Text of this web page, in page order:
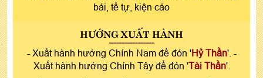
bái, tế tự, kiện cáo
HƯỚNG XUẤT HÀNH
- Xuất hành hướng Chính Nam để đón 'Hỷ Thần'. -
Xuất hành hướng Chính Tây để đón 'Tài Thần'.